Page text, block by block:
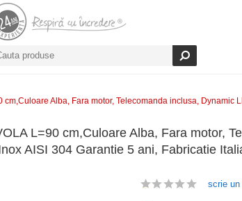
cm,Culoare Alba, Fara motor, Telecomanda inclusa,
L=90 cm,Culoare Alba, Fara motor,
AISI 304 Garantie 5 ani, Fabricatie
scrie un